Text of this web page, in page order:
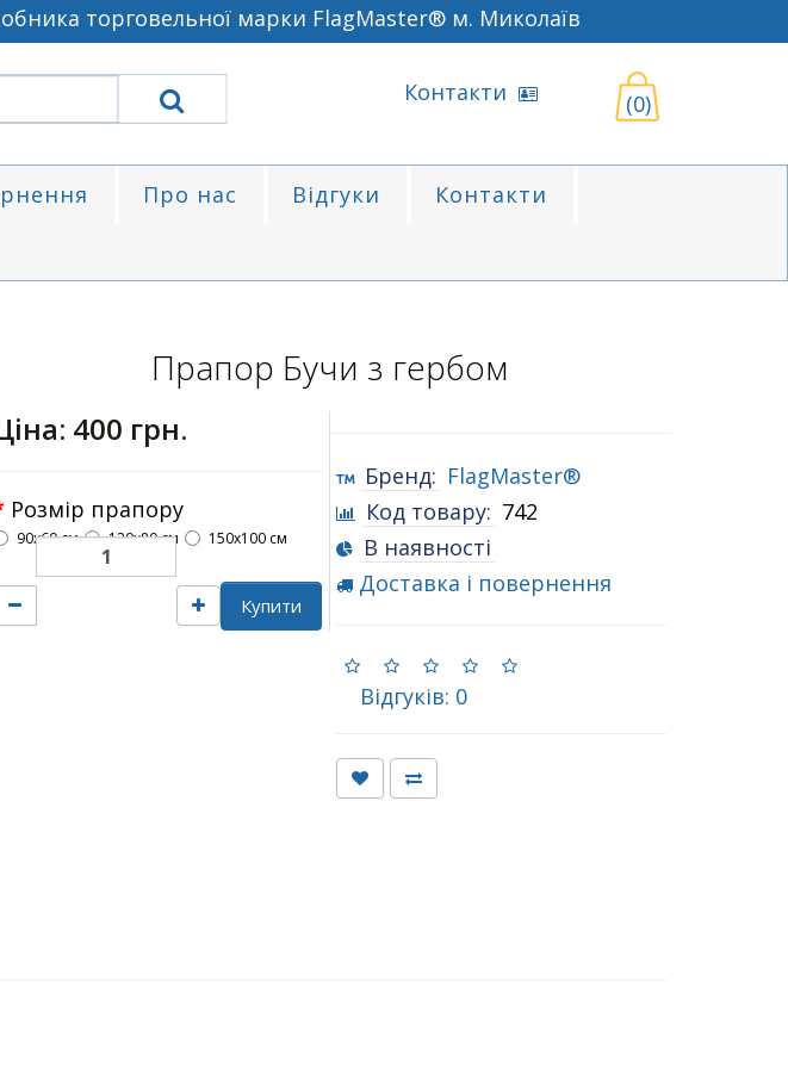
торговельної марки FlagMaster® м. Миколаїв
Контакти (0)
Про нас Відгуки
Контакти
Прапор Бучи з гербом
400 грн.
Розмір прапору
90х60 см 120х80 см 150х100 см
Купити
Бренд: FlagMaster®
Код товару: 742
В наявності
Доставка і повернення
Відгуків: 0